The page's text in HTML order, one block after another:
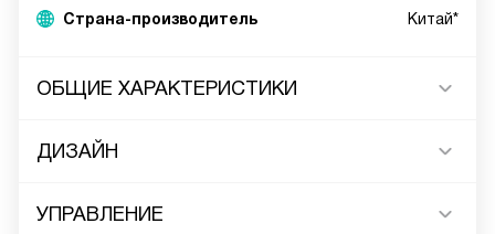
Страна-производитель Китай*
ОБЩИЕ ХАРАКТЕРИСТИКИ
ДИЗАЙН
УПРАВЛЕНИЕ